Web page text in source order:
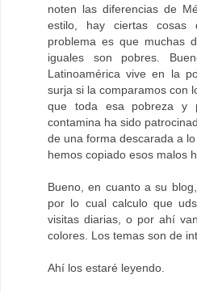
noten las diferencias de
estilo, hay ciertas cosas
problema es que muchas
iguales son pobres.
Latinoamérica vive en la
surja si la comparamos con
que toda esa pobreza y
contamina ha sido
de una forma descarada a
hemos copiado esos malos
Bueno, en cuanto a su
por lo cual calculo que
visitas diarias, o por ahí
colores. Los temas son de
Ahí los estaré leyendo.